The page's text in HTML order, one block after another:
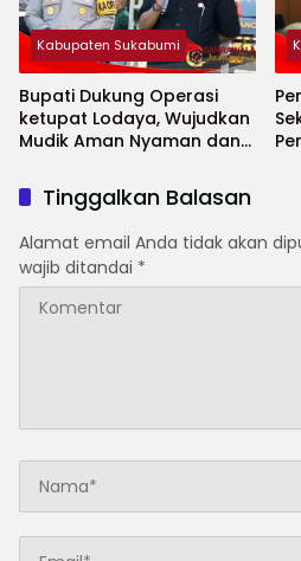
Kabupaten Sukabumi
Bupati Dukung Operasi
ketupat Lodaya, Wujudkan
Mudik Aman Nyaman dan
Tinggalkan Balasan
Alamat email Anda tidak akan
wajib ditandai *